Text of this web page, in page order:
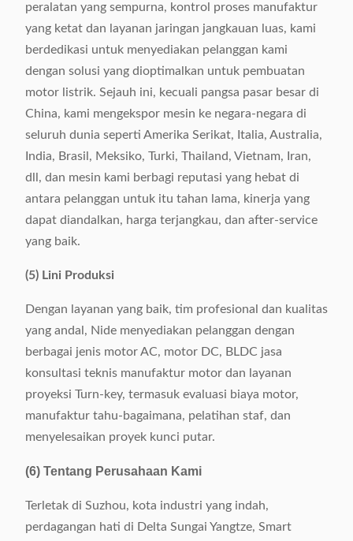
peralatan yang sempurna, kontrol proses manufaktur
yang ketat dan layanan jaringan jangkauan luas, kami
berdedikasi untuk menyediakan pelanggan kami
dengan solusi yang dioptimalkan untuk pembuatan
motor listrik. Sejauh ini, kecuali pangsa pasar besar di
China, kami mengekspor mesin ke negara-negara di
seluruh dunia seperti Amerika Serikat, Italia, Australia,
India, Brasil, Meksiko, Turki, Thailand, Vietnam, Iran,
dll, dan mesin kami berbagi reputasi yang hebat di
antara pelanggan untuk itu tahan lama, kinerja yang
dapat diandalkan, harga terjangkau, dan after-service
yang baik.
(5) Lini Produksi
Dengan layanan yang baik, tim profesional dan kualitas
yang andal, Nide menyediakan pelanggan dengan
berbagai jenis motor AC, motor DC, BLDC jasa
konsultasi teknis manufaktur motor dan layanan
proyeksi Turn-key, termasuk evaluasi biaya motor,
manufaktur tahu-bagaimana, pelatihan staf, dan
menyelesaikan proyek kunci putar.
(6) Tentang Perusahaan Kami
Terletak di Suzhou, kota industri yang indah,
perdagangan hati di Delta Sungai Yangtze, Smart